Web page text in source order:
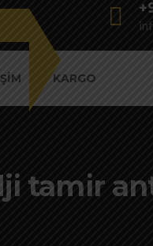
KARGO
tamir